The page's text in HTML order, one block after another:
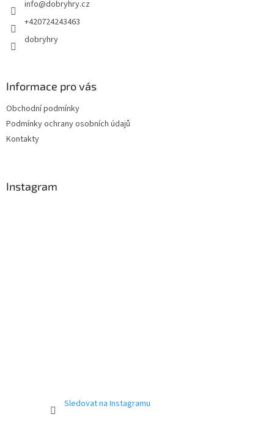
info@dobryhry.cz
+420724243463
dobryhry
Informace pro vás
Obchodní podmínky
Podmínky ochrany osobních údajů
Kontakty
Instagram
Sledovat na Instagramu